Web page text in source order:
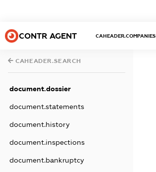
CONTR AGENT CAHEADER.COMPANIES
CAHEADER.SEARCH
document.dossier
document.statements
document.history
document.inspections
document.bankruptcy